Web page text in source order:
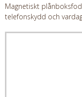
Magnetiskt
telefonskydd och